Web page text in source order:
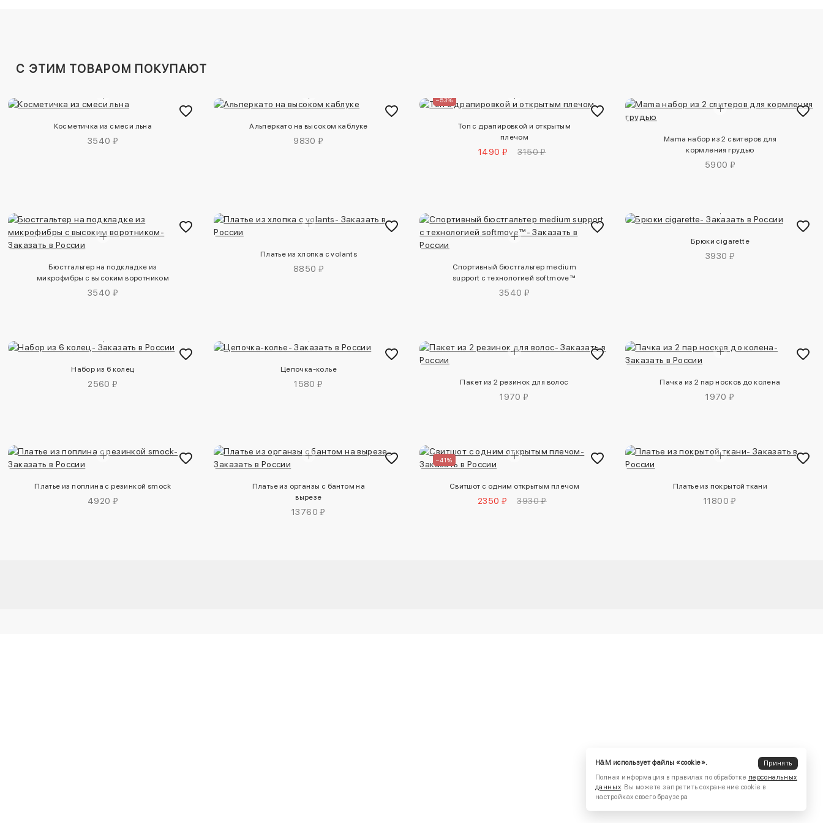
C ЭТИМ ТОВАРОМ ПОКУПАЮТ
Косметичка из смеси льна
3540 ₽
Альперкато на высоком каблуке
9830 ₽
–53%
Топ с драпировкой и открытым
плечом
1490 ₽ 3150 ₽
Mama набор из 2 свитеров для
кормления грудью
5900 ₽
Бюстгальтер на подкладке из
микрофибры с высоким воротником
3540 ₽
Платье из хлопка с volants
8850 ₽
Спортивный бюстгальтер medium
support с технологией softmove™
3540 ₽
Брюки cigarette
3930 ₽
Набор из 6 колец
2560 ₽
Цепочка-колье
1580 ₽ Пакет из 2 резинок для волос
1970 ₽
Пачка из 2 пар носков до колена
1970 ₽
Платье из поплина с резинкой smock
4920 ₽
Платье из органзы с бантом на
вырезе
13760 ₽
–41%
Свитшот с одним открытым плечом
2350 ₽ 3930 ₽
Платье из покрытой ткани
11800 ₽
H&M использует файлы «cookie».
Принять
Полная информация в правилах по обработке персональных
данных . Вы можете запретить сохранение cookie в
настройках своего браузера